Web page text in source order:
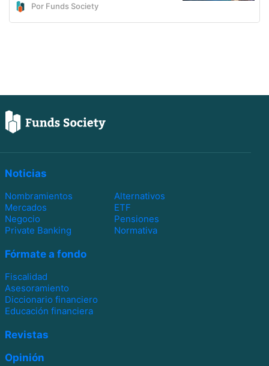
Por Funds Society
Noticias
Nombramientos
Alternativos
Mercados
ETF
Negocio
Pensiones
Private Banking
Normativa
Fórmate a fondo
Fiscalidad
Asesoramiento
Diccionario financiero
Educación financiera
Revistas
Opinión